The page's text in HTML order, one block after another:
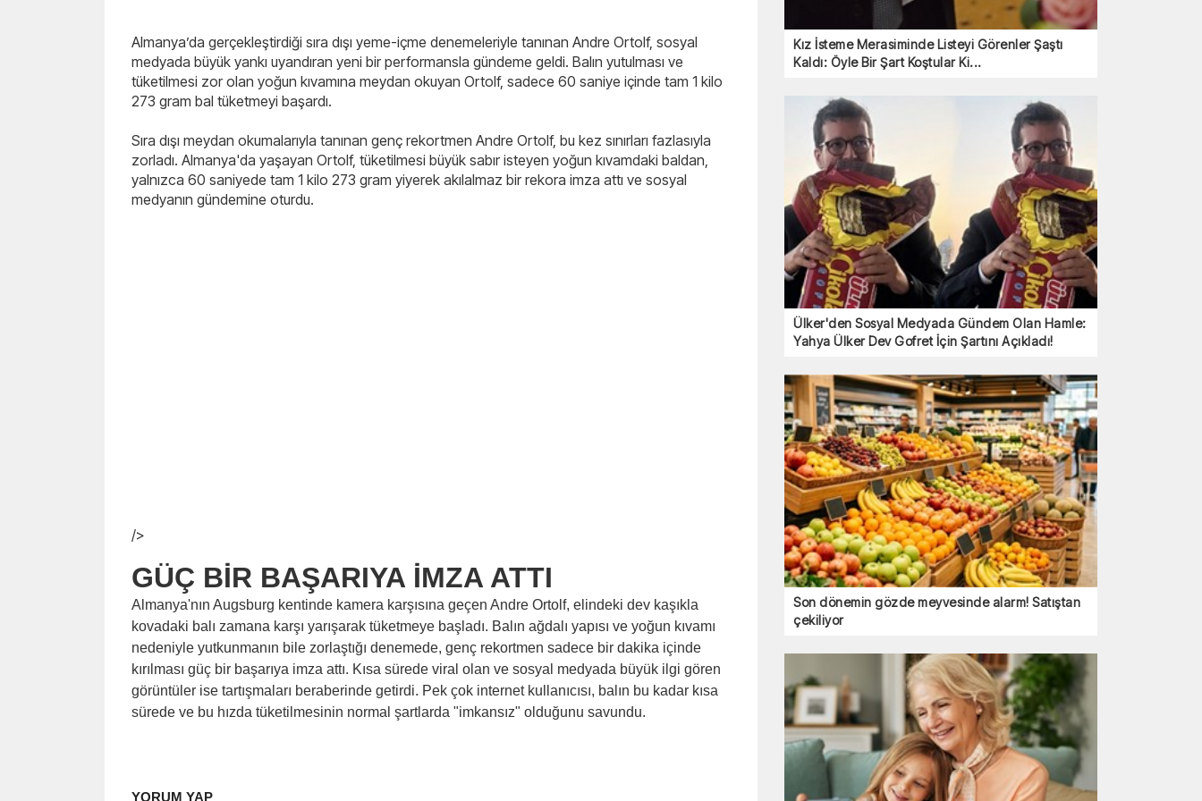
Almanya’da gerçekleştirdiği sıra dışı yeme-içme denemeleriyle tanınan Andre Ortolf, sosyal
medyada büyük yankı uyandıran yeni bir performansla gündeme geldi. Balın yutulması ve
tüketilmesi zor olan yoğun kıvamına meydan okuyan Ortolf, sadece 60 saniye içinde tam 1 kilo
273 gram bal tüketmeyi başardı.
Sıra dışı meydan okumalarıyla tanınan genç rekortmen Andre Ortolf, bu kez sınırları fazlasıyla
zorladı. Almanya'da yaşayan Ortolf, tüketilmesi büyük sabır isteyen yoğun kıvamdaki baldan,
yalnızca 60 saniyede tam 1 kilo 273 gram yiyerek akılalmaz bir rekora imza attı ve sosyal
medyanın gündemine oturdu.
/>
GÜÇ BİR BAŞARIYA İMZA ATTI
Almanya'nın Augsburg kentinde kamera karşısına geçen Andre Ortolf, elindeki dev kaşıkla
kovadaki balı zamana karşı yarışarak tüketmeye başladı. Balın ağdalı yapısı ve yoğun kıvamı
nedeniyle yutkunmanın bile zorlaştığı denemede, genç rekortmen sadece bir dakika içinde
kırılması güç bir başarıya imza attı. Kısa sürede viral olan ve sosyal medyada büyük ilgi gören
görüntüler ise tartışmaları beraberinde getirdi. Pek çok internet kullanıcısı, balın bu kadar kısa
sürede ve bu hızda tüketilmesinin normal şartlarda "imkansız" olduğunu savundu.
YORUM YAP
Kız İsteme Merasiminde Listeyi Görenler Şaştı
Kaldı: Öyle Bir Şart Koştular Ki...
Ülker'den Sosyal Medyada Gündem Olan Hamle:
Yahya Ülker Dev Gofret İçin Şartını Açıkladı!
Son dönemin gözde meyvesinde alarm! Satıştan
çekiliyor